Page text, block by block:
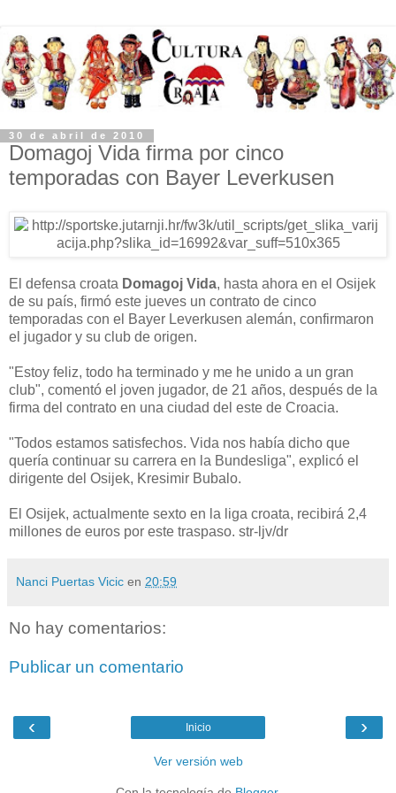
30 de abril de 2010
Domagoj Vida firma por cinco
temporadas con Bayer Leverkusen
El defensa croata Domagoj Vida, hasta ahora en el Osijek
de su país, firmó este jueves un contrato de cinco
temporadas con el Bayer Leverkusen alemán, confirmaron
el jugador y su club de origen.
"Estoy feliz, todo ha terminado y me he unido a un gran
club", comentó el joven jugador, de 21 años, después de la
firma del contrato en una ciudad del este de Croacia.
"Todos estamos satisfechos. Vida nos había dicho que
quería continuar su carrera en la Bundesliga", explicó el
dirigente del Osijek, Kresimir Bubalo.
El Osijek, actualmente sexto en la liga croata, recibirá 2,4
millones de euros por este traspaso. str-ljv/dr
Nanci Puertas Vicic en 20:59
No hay comentarios:
Publicar un comentario
‹ ›
Inicio
Ver versión web